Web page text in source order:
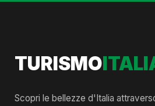
TURISMO
Scopri le bellezze d'Italia